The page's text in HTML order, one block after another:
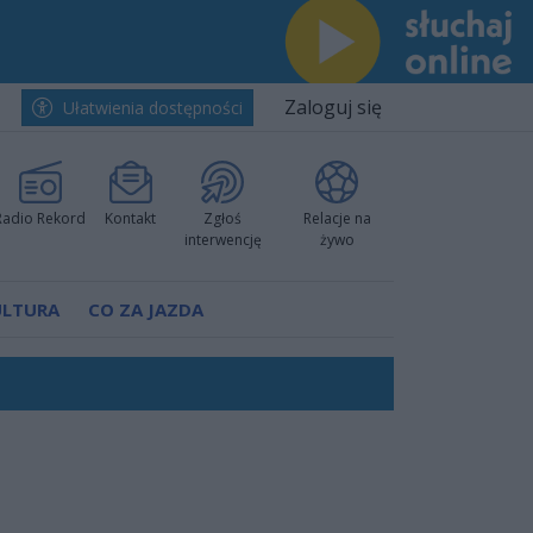
Ułatwienia dostępności Zaloguj się
Rekord Kontakt
Zgłoś
interwencję
Relacje na
żywo
CO ZA JAZDA